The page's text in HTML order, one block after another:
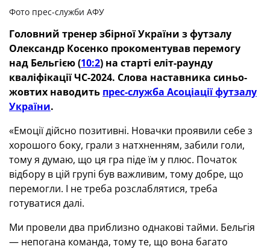
Фото прес-служби АФУ
Головний тренер збірної України з футзалу
Олександр Косенко прокоментував перемогу
над Бельгією (10:2) на старті еліт-раунду
кваліфікації ЧС-2024. Слова наставника синьо-
жовтих наводить прес-служба Асоціації футзалу
України.
«Емоції дійсно позитивні. Новачки проявили себе з
хорошого боку, грали з натхненням, забили голи,
тому я думаю, що ця гра піде їм у плюс. Початок
відбору в цій групі був важливим, тому добре, що
перемогли. І не треба розслаблятися, треба
готуватися далі.
Ми провели два приблизно однакові тайми. Бельгія
— непогана команда, тому те, що вона багато